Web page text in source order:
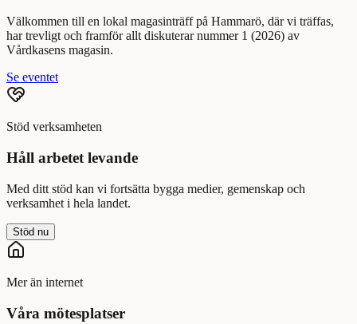
Välkommen till en lokal magasinträff på Hammarö, där vi träffas,
har trevligt och framför allt diskuterar nummer 1 (2026) av
Vårdkasens magasin.
Se eventet
Stöd verksamheten
Håll arbetet levande
Med ditt stöd kan vi fortsätta bygga medier, gemenskap och
verksamhet i hela landet.
Stöd nu
Mer än internet
Våra mötesplatser